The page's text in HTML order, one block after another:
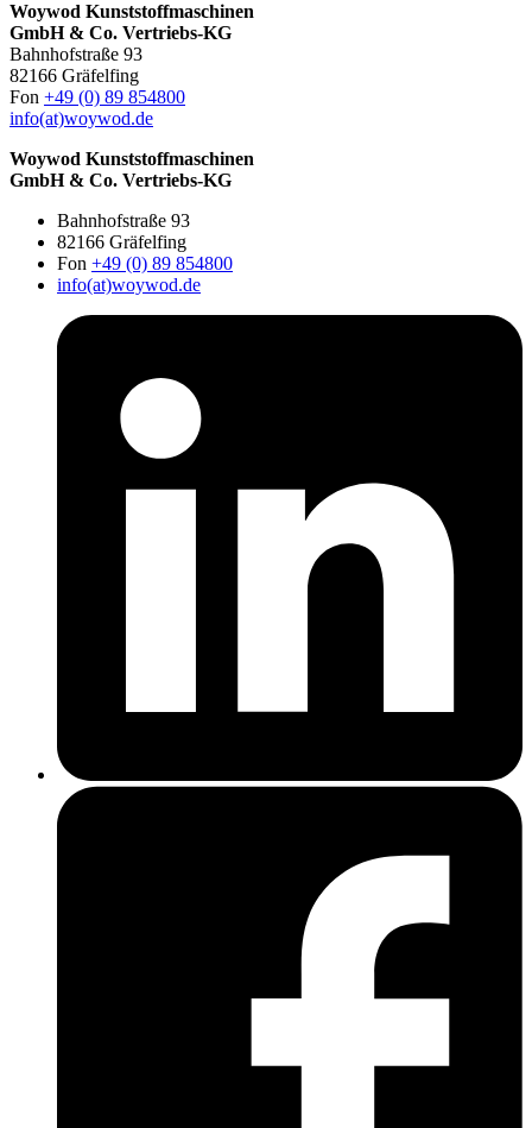
Woywod Kunststoffmaschinen
GmbH & Co. Vertriebs-KG
Bahnhofstraße 93
82166 Gräfelfing
Fon +49 (0) 89 854800
info(at)woywod.de
Woywod Kunststoffmaschinen
GmbH & Co. Vertriebs-KG
Bahnhofstraße 93
82166 Gräfelfing
Fon +49 (0) 89 854800
info(at)woywod.de